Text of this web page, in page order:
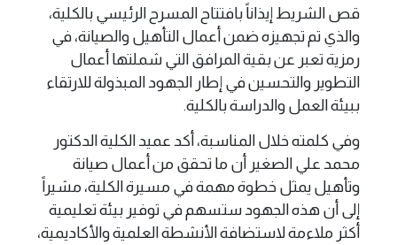
قص الشريط إيذاناً بافتتاح المسرح الرئيسي بالكلية،
والذي تم تجهيزه ضمن أعمال التأهيل والصيانة، في
رمزية تعبر عن بقية المرافق التي شملتها أعمال
التطوير والتحسين في إطار الجهود المبذولة للارتقاء
ببيئة العمل والدراسة بالكلية.
وفي كلمته خلال المناسبة، أكد عميد الكلية الدكتور
محمد علي الصغير أن ما تحقق من أعمال صيانة
وتأهيل يمثل خطوة مهمة في مسيرة الكلية، مشيراً
إلى أن هذه الجهود ستسهم في توفير بيئة تعليمية
أكثر ملاءمة لاستضافة الأنشطة العلمية والأكاديمية،